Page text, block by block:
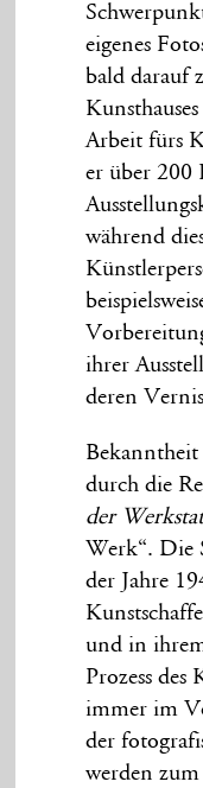
eigenes
bald darauf
Arbeit fürs
er über 200
während
ihrer
deren
durch die
der
Werk“. Die
der Jahre
und in
Prozess des
immer im
der
werden